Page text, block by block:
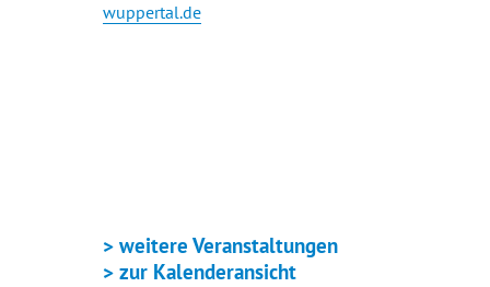
wuppertal.de
> weitere Veranstaltungen
> zur Kalenderansicht